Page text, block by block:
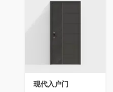
收藏
现代入户门